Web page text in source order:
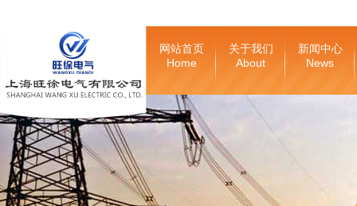
网站首页
Home
关于我们
About
新闻中心
News